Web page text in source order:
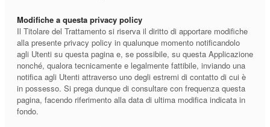
Modifiche a questa privacy policy
Il Titolare del Trattamento si riserva il diritto di apportare modifiche
alla presente privacy policy in qualunque momento notificandolo
agli Utenti su questa pagina e, se possibile, su questa Applicazione
nonché, qualora tecnicamente e legalmente fattibile, inviando una
notifica agli Utenti attraverso uno degli estremi di contatto di cui è
in possesso. Si prega dunque di consultare con frequenza questa
pagina, facendo riferimento alla data di ultima modifica indicata in
fondo.